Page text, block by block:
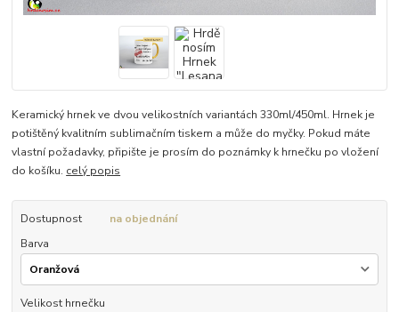
Keramický hrnek ve dvou velikostních variantách 330ml/450ml. Hrnek je
potištěný kvalitním sublimačním tiskem a může do myčky. Pokud máte
vlastní požadavky, připište je prosím do poznámky k hrnečku po vložení
do košíku. celý popis
Dostupnost
na objednání
Barva
Velikost hrnečku